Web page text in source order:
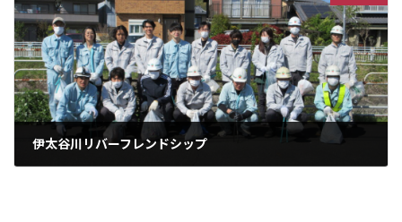
伊太谷川リバーフレンドシップ